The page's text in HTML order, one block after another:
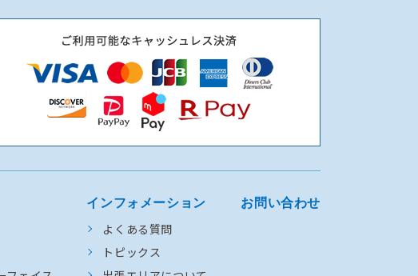
インフォメーション
よくある質問
トピックス
お問い合わせ